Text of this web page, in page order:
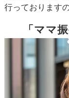
行っております
「ママ